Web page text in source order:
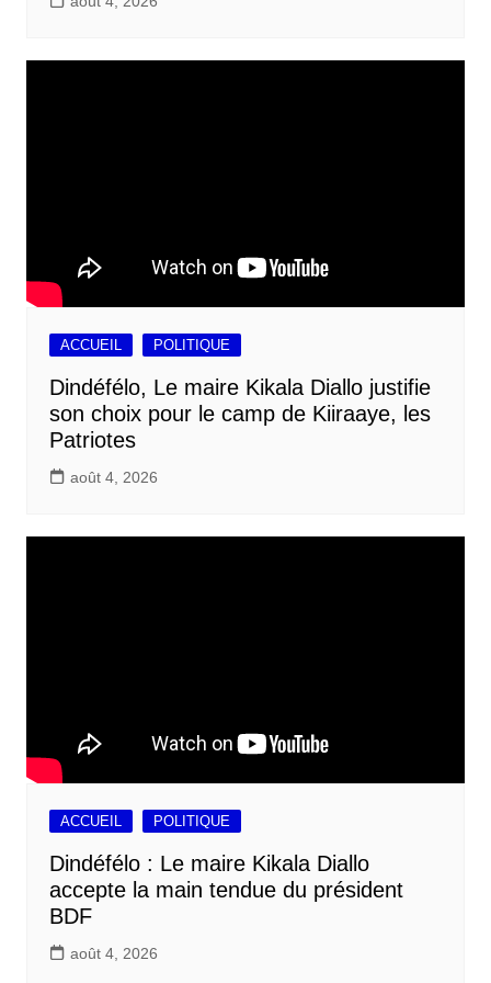
ACCUEIL POLITIQUE
Dindéfélo, Le maire Kikala Diallo justifie
son choix pour le camp de Kiiraaye, les
Patriotes
août 4, 2026
ACCUEIL POLITIQUE
Dindéfélo : Le maire Kikala Diallo
accepte la main tendue du président
BDF
août 4, 2026